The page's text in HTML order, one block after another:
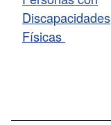
Discapacidades
Físicas